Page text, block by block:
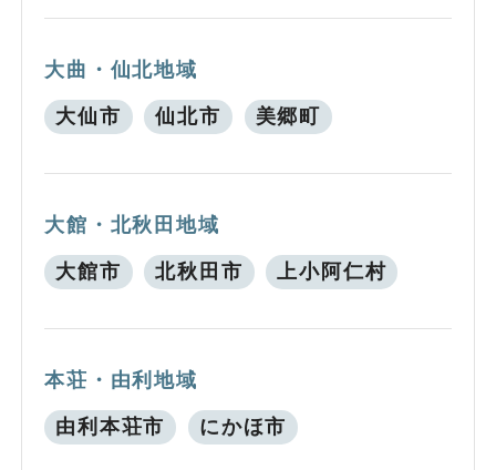
大曲・仙北地域
大仙市 仙北市 美郷町
大館・北秋田地域
大館市 北秋田市 上小阿仁村
本荘・由利地域
由利本荘市 にかほ市